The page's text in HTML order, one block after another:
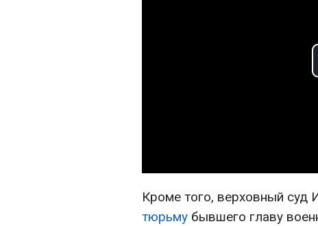
Кроме того, верховный суд
тюрьму бывшего главу